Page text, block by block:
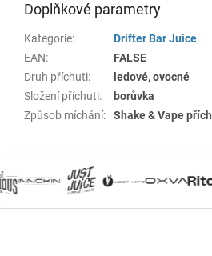
Doplňkové parametry
Kategorie:
Drifter Bar Juice
EAN:
FALSE
Druh příchuti:
ledové, ovocné
Složení příchuti:
borůvka
Způsob míchání: Shake & Vape